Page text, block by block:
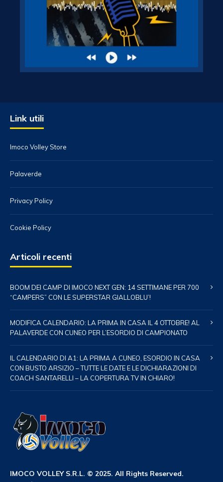
Link utili
Imoco Volley Store
Palaverde
Privacy Policy
Cookie Policy
Articoli recenti
BOOM DEI CAMP DI IMOCO NEXT GEN: 14 SETTIMANE PER 700
“CAMPERS” CON LE SUPERSTAR GIALLOBLU’!
MODIFICA CALENDARIO: LA PRIMA IN CASA IL 4 OTTOBRE! AL
PALAVERDE CON CUNEO PER L’ESORDIO DI CAMPIONATO
IL CALENDARIO DI A1: LA PRIMA A CUNEO, ESORDIO IN CASA
CON BUSTO ARSIZIO – TUTTE LE DATE E LE DICHIARAZIONI DI
COACH SANTARELLI – LA COPERTURA TV IN CHIARO!
IMOCO VOLLEY S.R.L. © 2025. All Rights Reserved.